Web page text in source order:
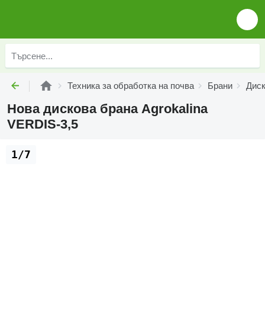
Техника за обработка на почва Брани
Нова дискова брана Agrokalina
VERDIS-3,5
1/7